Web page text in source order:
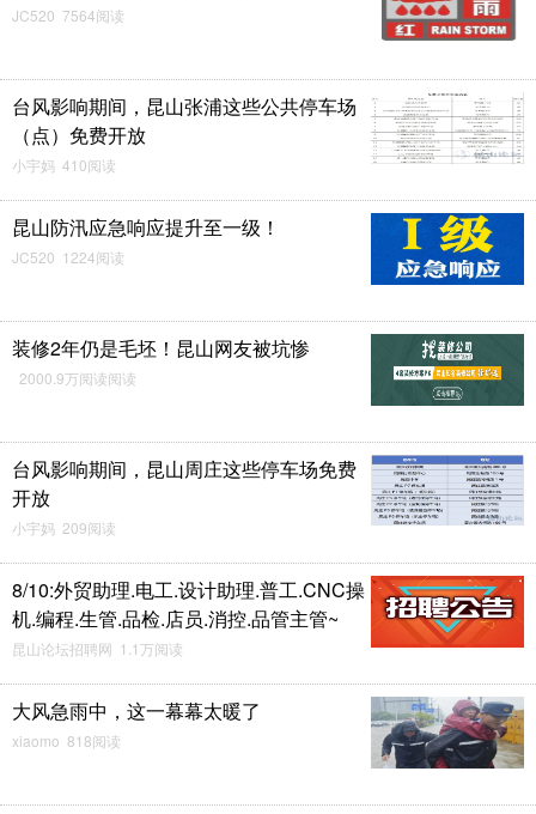
JC520 7564阅读
台风影响期间，昆山张浦这些公共停车场
（点）免费开放
小宇妈 410阅读
昆山防汛应急响应提升至一级！
JC520 1224阅读
装修2年仍是毛坯！昆山网友被坑惨
2000.9万阅读阅读
台风影响期间，昆山周庄这些停车场免费
开放
小宇妈 209阅读
8/10:外贸助理.电工.设计助理.普工.CNC操
机.编程.生管.品检.店员.消控.品管主管~
昆山论坛招聘网 1.1万阅读
大风急雨中，这一幕幕太暖了
xiaomo 818阅读